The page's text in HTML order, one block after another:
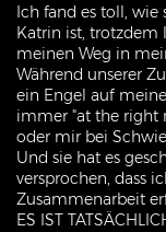
Ich fand es toll,
Katrin ist, trotzdem
meinen Weg in
Während unserer
ein Engel auf
immer "at the right
oder mir bei
Und sie hat es
versprochen, dass
Zusammenarbeit
ES IST